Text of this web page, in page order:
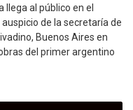
llega al público en el
de la secretaría de
Buenos Aires en
del primer argentino